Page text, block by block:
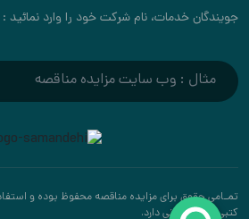
جویندگان خدمات، نام شرکت خود را وارد نمائید :
تمـامی حقوق برای مزایده مناقصه محفوظ بوده و
کتبی پیگرد قانونی دارد.